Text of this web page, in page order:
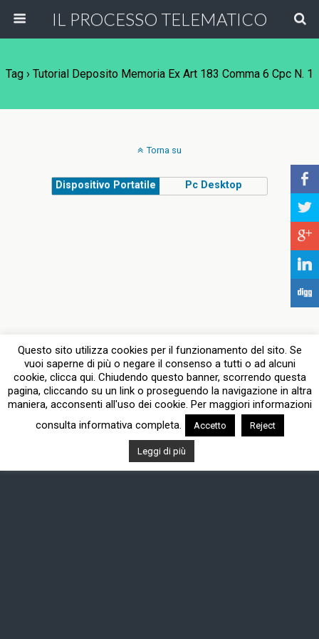
IL PROCESSO TELEMATICO
Tag › Tutorial Deposito Memoria Ex Art 183 Comma 6 Cpc N. 1
Torna su
Dispositivo Portatile Pc Desktop
Questo sito utilizza cookies per il funzionamento del sito. Se
vuoi saperne di più o negare il consenso a tutti o ad alcuni
cookie, clicca qui. Chiudendo questo banner, scorrendo questa
pagina, cliccando su un link o proseguendo la navigazione in altra
maniera, acconsenti all'uso dei cookie. Per maggiori informazioni
consulta informativa completa.
Accetto Reject
Leggi di più
b
a
c
j
F